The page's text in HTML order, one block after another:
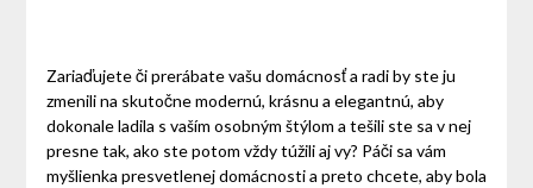
Zariaďujete či prerábate vašu domácnosť a radi by ste ju
zmenili na skutočne modernú, krásnu a elegantnú, aby
dokonale ladila s vaším osobným štýlom a tešili ste sa v nej
presne tak, ako ste potom vždy túžili aj vy? Páči sa vám
myšlienka presvetlenej domácnosti a preto chcete, aby bola